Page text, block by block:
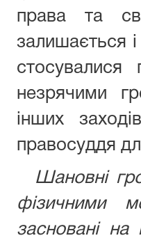
права та
залишається
незрячими
інших
правосуддя
Шановні
фізичними
засновані